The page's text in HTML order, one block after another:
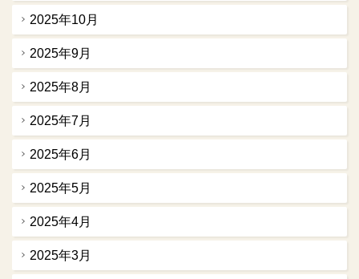
2025年10月
2025年9月
2025年8月
2025年7月
2025年6月
2025年5月
2025年4月
2025年3月